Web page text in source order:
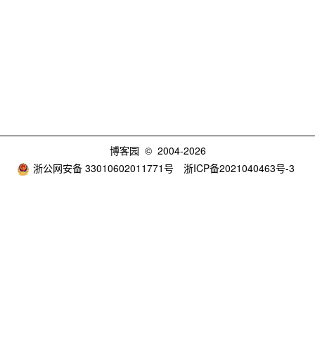
博客园 © 2004-2026
浙公网安备 33010602011771号
浙ICP备2021040463号-3